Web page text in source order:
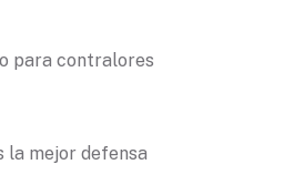
para contralores
la mejor defensa